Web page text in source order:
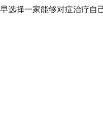
选择一家能够对症治疗自